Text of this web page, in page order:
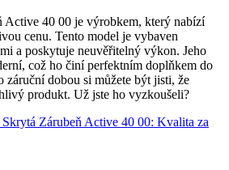
Active 40 00 je výrobkem, který nabízí
cenu. Tento model je vybaven
a poskytuje neuvěřitelný výkon. Jeho
což ho činí perfektním doplňkem do
záruční dobou si můžete být jisti, že
produkt. Už jste ho vyzkoušeli?
Skrytá Zárubeň Active 40 00: Kvalita za